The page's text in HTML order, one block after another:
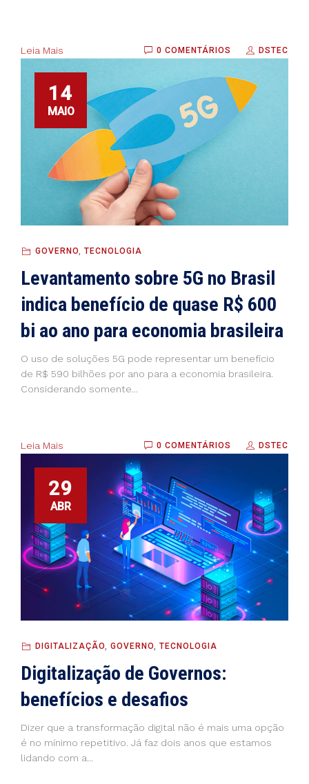
Leia Mais 0 COMENTÁRIOS DSTEC
14
MAIO
GOVERNO, TECNOLOGIA
Levantamento sobre 5G no Brasil
indica benefício de quase R$ 600
bi ao ano para economia brasileira
O uso de soluções 5G pode representar um benefício
de R$ 590 bilhões por ano para a economia brasileira.
Considerando somente...
Leia Mais 0 COMENTÁRIOS DSTEC
29
ABR
DIGITALIZAÇÃO, GOVERNO, TECNOLOGIA
Digitalização de Governos:
benefícios e desafios
Dizer que a transformação digital não é mais uma opção
é no mínimo repetitivo. Já faz dois anos que estamos
lidando com a...